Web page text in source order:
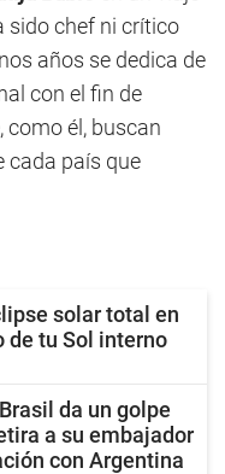
sido chef ni crítico
años se dedica de
con el fin de
él, buscan
cada país que
solar total en
de tu Sol interno
Brasil da un golpe
a su embajador
con Argentina